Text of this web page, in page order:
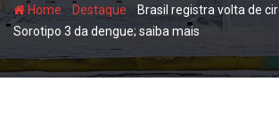
Home - Destaque - Brasil registra volta de
Sorotipo 3 da dengue; saiba mais